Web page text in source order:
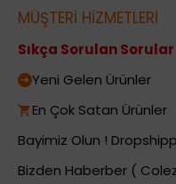
MÜŞTERİ HİZMETLERİ
Sıkça Sorulan Sorular
Yeni Gelen Ürünler
En Çok Satan Ürünler
Bayimiz Olun !
Bizden Haberber (